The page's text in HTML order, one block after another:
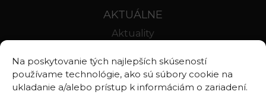
Na poskytovanie tých najlepších skúseností
používame technológie, ako sú súbory cookie na
ukladanie a/alebo prístup k informáciám o zariadení.
AKTUÁLNE
Aktuality
Stravovanie SAV
Webmail BA
Webmail BB